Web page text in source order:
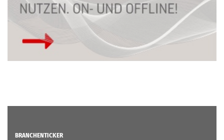
BRANCHENTICKER